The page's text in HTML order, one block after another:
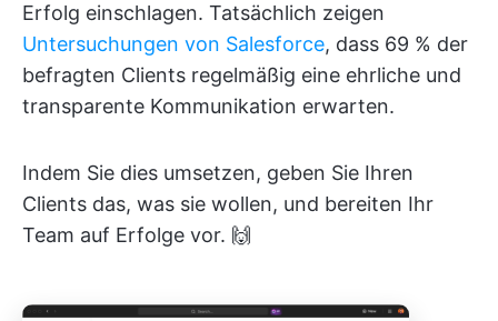
Erfolg einschlagen. Tatsächlich zeigen
Untersuchungen von Salesforce, dass 69 % der
befragten Clients regelmäßig eine ehrliche und
transparente Kommunikation erwarten.
Indem Sie dies umsetzen, geben Sie Ihren
Clients das, was sie wollen, und bereiten Ihr
Team auf Erfolge vor. 🙌